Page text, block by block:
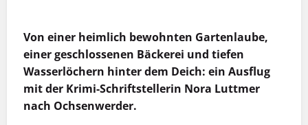
Von einer heimlich bewohnten Gartenlaube,
einer geschlossenen Bäckerei und tiefen
Wasserlöchern hinter dem Deich: ein Ausflug
mit der Krimi-Schriftstellerin Nora Luttmer
nach Ochsenwerder.